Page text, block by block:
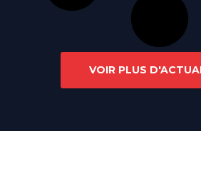
VOIR PLUS